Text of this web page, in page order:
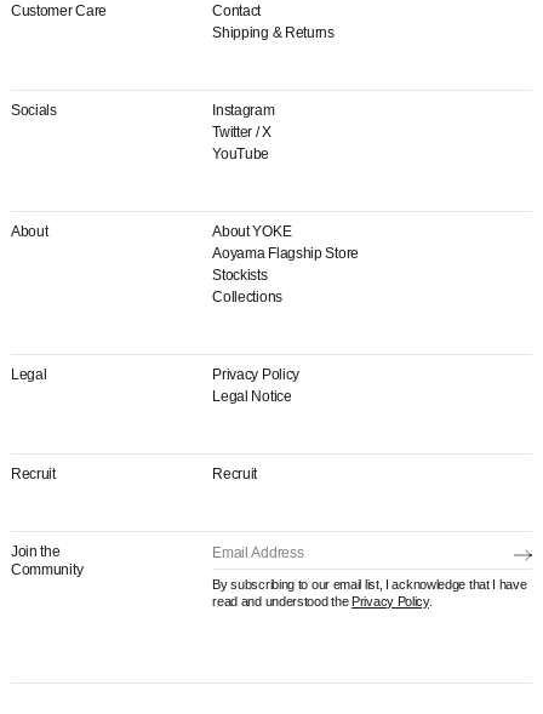
Customer Care
Contact
Shipping & Returns
Socials
Instagram
Twitter / X
YouTube
About
About YOKE
Aoyama Flagship Store
Stockists
Collections
Legal
Privacy Policy
Legal Notice
Recruit Recruit
Join the
Community
By subscribing to our email list, I acknowledge that I have
read and understood the Privacy Policy.